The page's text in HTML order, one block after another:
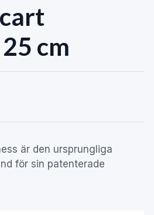
cm
är den ursprungliga
för sin patenterade